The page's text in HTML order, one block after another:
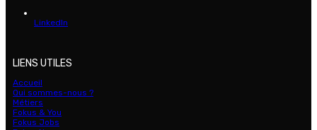
LinkedIn
LIENS UTILES
Accueil
Qui sommes-nous ?
Métiers
Fokus & You
Fokus Jobs